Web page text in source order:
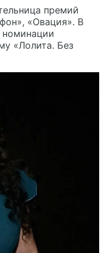
премий
«Овация». В
«Лолита. Без